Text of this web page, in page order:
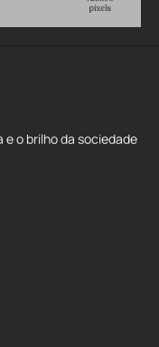
o brilho da sociedade